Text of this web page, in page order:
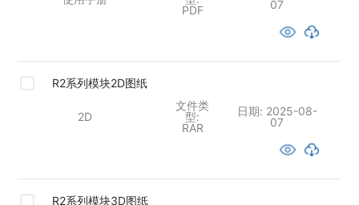
PDF
07
R2系列模块2D图纸
2D
文件类
型:
RAR
日期: 2025-08-
07
R2系列模块3D图纸